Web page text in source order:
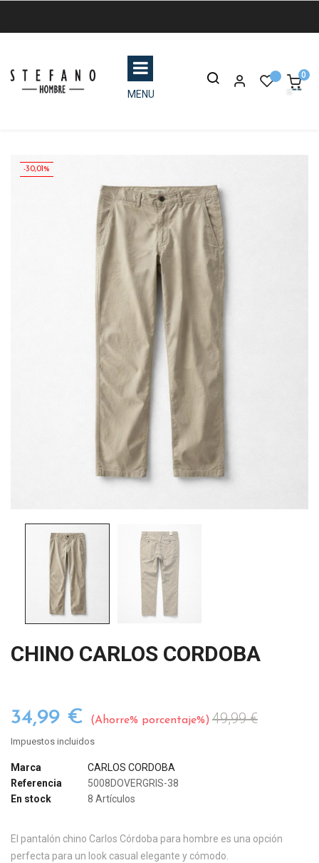
MENU
0
-30,01%
CHINO CARLOS CORDOBA
34,99 € Ahorre% porcentaje% 49,99 €
Impuestos incluidos
Marca
CARLOS CORDOBA
Referencia
5008DOVERGRIS-38
En stock
8 Artículos
El pantalón chino Carlos Córdoba para hombre es una opción
perfecta para un look casual elegante y cómodo.